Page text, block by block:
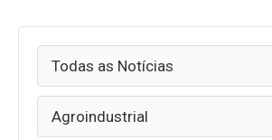
Todas as Notícias
Agroindustrial